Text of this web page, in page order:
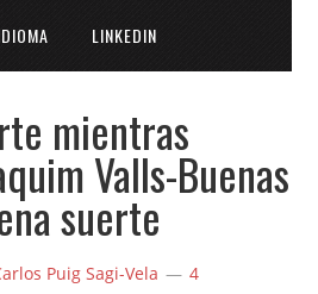
LINKEDIN
mientras
Valls-Buenas
suerte
Puig Sagi-Vela
4